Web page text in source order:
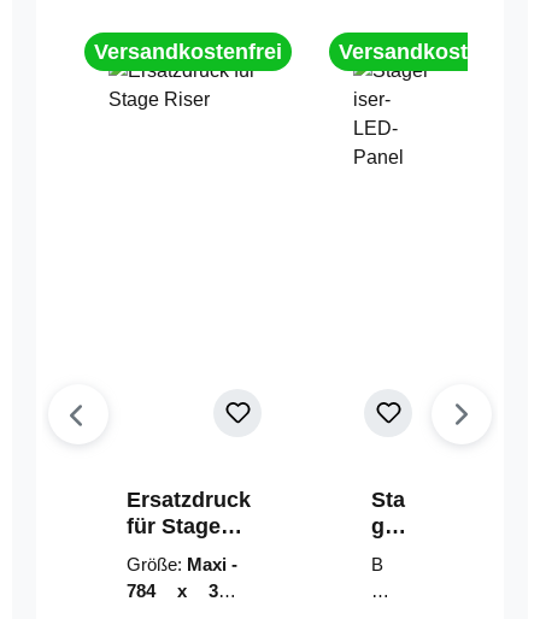
Versandkostenfrei
Ersatzdruck
für Stage
Riser
Größe: Maxi -
784 x 314
Versandkostenfrei
Sta
geri
ser-
LE
D-
B
un